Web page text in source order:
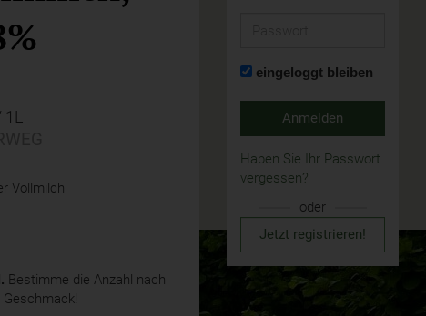
1L
Vollmilch
Bestimme die Anzahl nach
Geschmack!
eingeloggt bleiben
Anmelden
Haben Sie Ihr Passwort
vergessen?
oder
Jetzt registrieren!